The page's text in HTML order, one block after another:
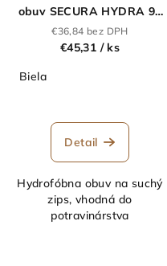
obuv SECURA HYDRA 91
250 N O2 biela
€36,84 bez DPH
€45,31 / ks
Biela
Detail
Hydrofóbna obuv na suchý
zips, vhodná do
potravinárstva